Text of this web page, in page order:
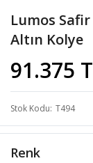
Lumos Safir
Altın Kolye
91.375
Stok Kodu T494
Renk